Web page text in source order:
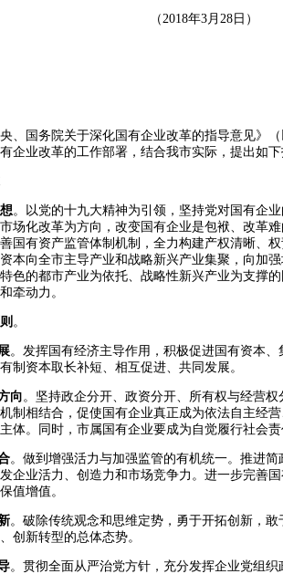
（2018年3月28日）
国务院关于深化国有企业改革的指导意见》（
企业改革的工作部署，结合我市实际，提出如
。以党的十九大精神为引领，坚持党对国有企
场化改革为方向，改变国有企业是包袱、改革
国有资产监管体制机制，全力构建产权清晰、
本向全市主导产业和战略新兴产业集聚，向加
色的都市产业为依托、战略性新兴产业为支撑
牵动力。
。
。发挥国有经济主导作用，积极促进国有资本
制资本取长补短、相互促进、共同发展。
向。坚持政企分开、政资分开、所有权与经营
制相结合，促使国有企业真正成为依法自主经
体。同时，市属国有企业要成为自觉履行社会
。做到增强活力与加强监管的有机统一。推进
企业活力、创造力和市场竞争力。进一步完善
值增值。
。破除传统观念和思维定势，勇于开拓创新，
创新转型的总体态势。
。贯彻全面从严治党方针，充分发挥企业党组